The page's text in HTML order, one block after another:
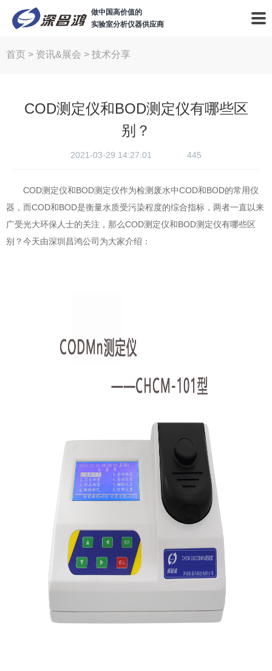
做中国高价值的
实验室分析仪器供应商
首页 > 资讯&展会 > 技术分享
COD测定仪和BOD测定仪有哪些区
别？
2021-03-29 14:27:01 445
COD测定仪和BOD测定仪作为检测废水中COD和BOD的常用仪
器，而COD和BOD是衡量水质受污染程度的综合指标，两者一直以来
广受光大环保人士的关注，那么COD测定仪和BOD测定仪有哪些区
别？今天由深圳昌鸿公司为大家介绍：